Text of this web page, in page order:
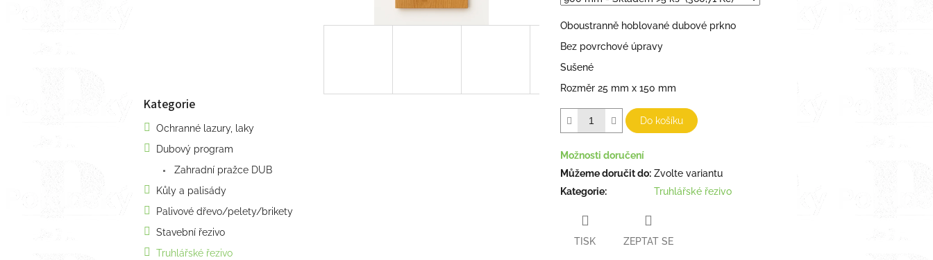
Přeskočit
Kategorie
Ochranné lazury, laky
Dubový program
Zahradní pražce DUB
Kůly a palisády
Palivové dřevo/pelety/brikety
Stavební řezivo
Truhlářské řezivo
hvězdiček.
Oboustranně hoblované dubové prkno
Bez povrchové úpravy
Sušené
Rozměr 25 mm x 150 mm
Do košíku
Možnosti doručení
Můžeme doručit do: Zvolte variantu
Kategorie: Truhlářské řezivo
TISK ZEPTAT SE